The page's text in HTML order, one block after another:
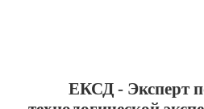
ЕКСД - Эксперт